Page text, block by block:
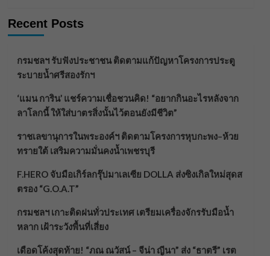
Recent Posts
กรมชลฯ รับฟังประชาชน ติดตามแก้ปัญหาโครงการประตู
ระบายน้ำศรีสองรักฯ
‘แมน การิน’ แชร์ความเชื่อชวนคิด! “อยากกินอะไรหลังจาก
ลาโลกนี้ ให้ใส่บาตรสิ่งนั้นไว้ตอนยังมีชีวิต”
ราชเลขานุการในพระองค์ฯ ติดตามโครงการหุบกะพง–ห้วย
ทรายใต้ เสริมความมั่นคงน้ำเพชรบุรี
F.HERO จับมือเกิร์ลกรุ๊ปมาเลเซีย DOLLA ส่งซิงเกิลใหม่สุดส
ตรอง “G.O.A.T”
กรมชลฯ เกาะติดฝนทั่วประเทศ เตรียมเครื่องจักรรับมือน้ำ
หลาก เฝ้าระวังพื้นที่เสี่ยง
เดือดโค้งสุดท้าย! “ภณ ณวัสน์ – จีน่า ญีนา” ส่ง “ธาตรี” เรต